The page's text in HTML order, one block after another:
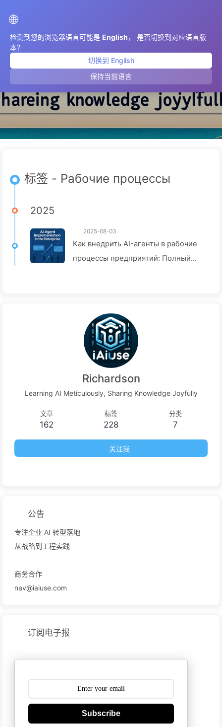
🌐
检测到您的浏览器语言可能是 English， 是否切换到对应语言版
本？
切换到 English
保持当前语言
Рабочие процессы
标签 - Рабочие процессы
2025
2025-08-03
Как внедрить AI-агенты в рабочие
процессы предприятий: Полный
Richardson
Learning AI Meticulously, Sharing Knowledge Joyfully
文章
162
标签
228
分类
7
关注我
公告
专注企业 AI 转型落地
从战略到工程实践
商务合作
nav@iaiuse.com
订阅电子报
Subscribe